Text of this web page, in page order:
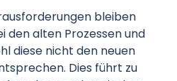
bleiben
den alten Prozessen und
diese nicht den neuen
Dies führt zu